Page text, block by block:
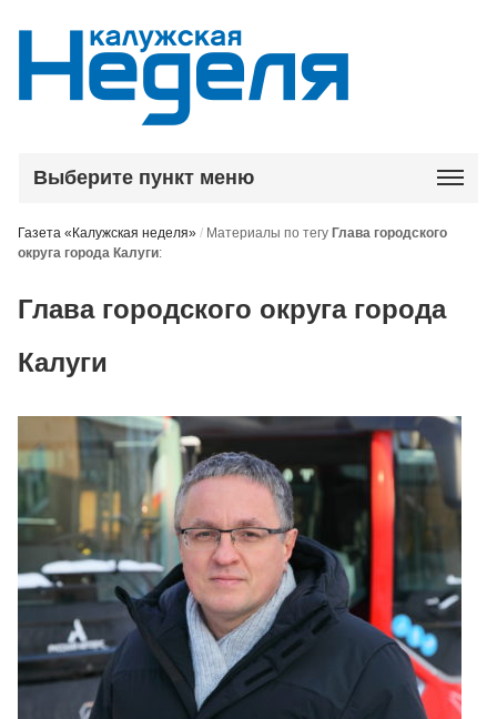
Выберите пункт меню
Газета «Калужская неделя» / Материалы по тегу Глава городского
округа города Калуги:
Глава городского округа города
Калуги